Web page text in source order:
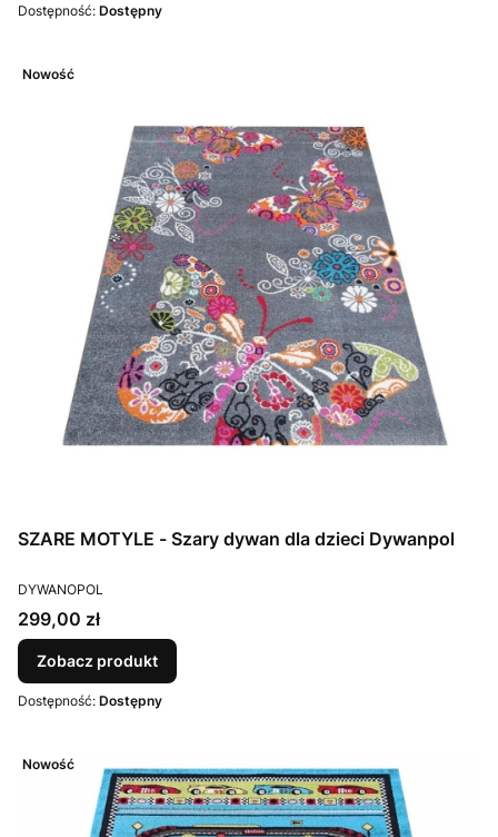
Dostępność: Dostępny
Nowość
SZARE MOTYLE - Szary dywan dla dzieci Dywanpol
PRODUCENT
DYWANOPOL
Cena
299,00 zł
Zobacz produkt
Dostępność: Dostępny
Nowość